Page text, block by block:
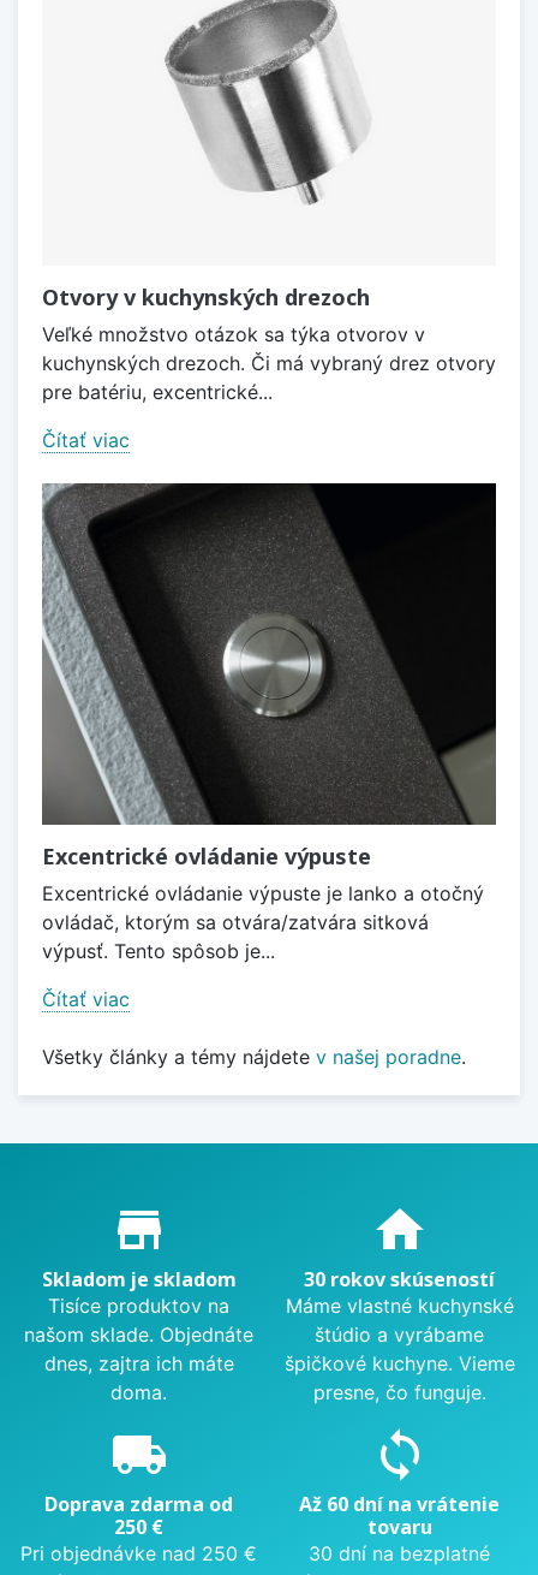
Otvory v kuchynských drezoch
Veľké množstvo otázok sa týka otvorov v
kuchynských drezoch. Či má vybraný drez otvory
pre batériu, excentrické...
Čítať viac
Excentrické ovládanie výpuste
Excentrické ovládanie výpuste je lanko a otočný
ovládač, ktorým sa otvára/zatvára sitková
výpusť. Tento spôsob je...
Čítať viac
Všetky články a témy nájdete v našej poradne.
Proč nakupovat u nás?
store_mall_directory
Skladom je skladom
Tisíce produktov na
našom sklade. Objednáte
dnes, zajtra ich máte
doma.
home
30 rokov skúseností
Máme vlastné kuchynské
štúdio a vyrábame
špičkové kuchyne. Vieme
presne, čo funguje.
local_shipping
Doprava zdarma od
250 €
Pri objednávke nad 250 €
sync
Až 60 dní na vrátenie
tovaru
30 dní na bezplatné